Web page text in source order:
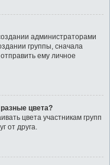
администраторами
группы, сначала
ему личное
цвета?
цвета участникам групп
от друга.